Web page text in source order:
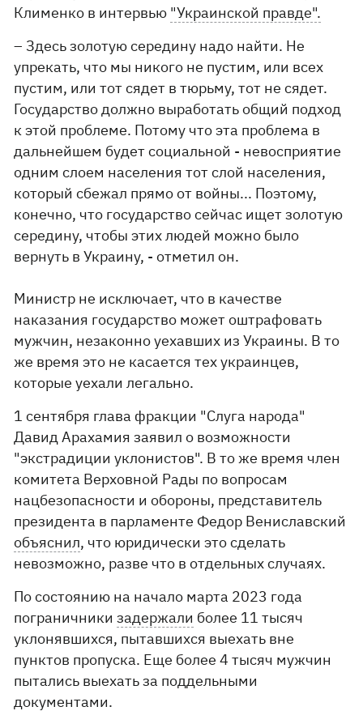
Клименко в интервью "Украинской правде".
– Здесь золотую середину надо найти. Не
упрекать, что мы никого не пустим, или всех
пустим, или тот сядет в тюрьму, тот не сядет.
Государство должно выработать общий подход
к этой проблеме. Потому что эта проблема в
дальнейшем будет социальной - невосприятие
одним слоем населения тот слой населения,
который сбежал прямо от войны... Поэтому,
конечно, что государство сейчас ищет золотую
середину, чтобы этих людей можно было
вернуть в Украину, - отметил он.
Министр не исключает, что в качестве
наказания государство может оштрафовать
мужчин, незаконно уехавших из Украины. В то
же время это не касается тех украинцев,
которые уехали легально.
1 сентября глава фракции "Слуга народа"
Давид Арахамия заявил о возможности
"экстрадиции уклонистов". В то же время член
комитета Верховной Рады по вопросам
нацбезопасности и обороны, представитель
президента в парламенте Федор Вениславский
объяснил, что юридически это сделать
невозможно, разве что в отдельных случаях.
По состоянию на начало марта 2023 года
пограничникизадержали более 11 тысяч
уклонявшихся, пытавшихся выехать вне
пунктов пропуска. Еще более 4 тысяч мужчин
пытались выехать за поддельными
документами.